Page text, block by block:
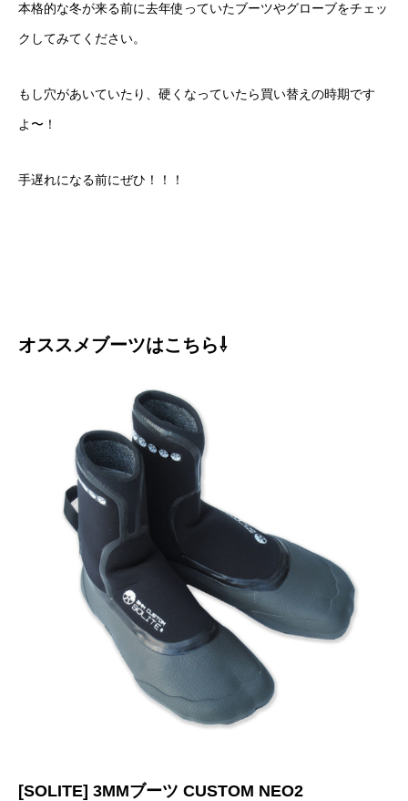
本格的な冬が来る前に去年使っていたブーツやグローブをチェッ
クしてみてください。
もし穴があいていたり、硬くなっていたら買い替えの時期です
よ〜！
手遅れになる前にぜひ！！！
オススメブーツはこちら⇩
[SOLITE] 3MMブーツ CUSTOM NEO2